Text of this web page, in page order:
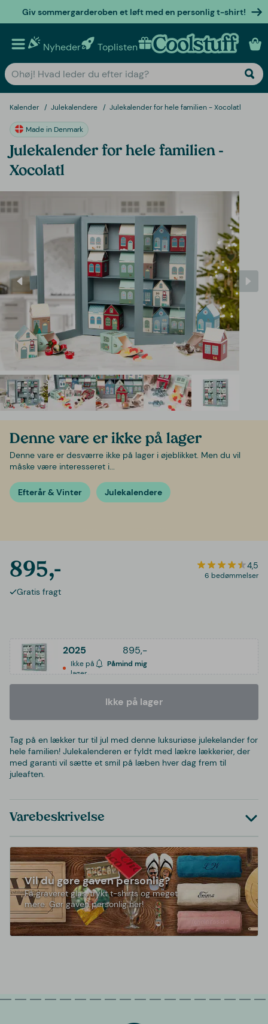
Giv sommergarderoben et løft med en personlig t-shirt!
Nyheder Toplisten Personlige gaver
Kalender Julekalendere Julekalender for hele familien - Xocolatl
Made in Denmark
Julekalender for hele familien -
Xocolatl
Denne vare er ikke på lager
Denne vare er desværre ikke på lager i øjeblikket. Men du vil
måske være interesseret i...
Efterår & Vinter Julekalendere
895,- 4,5
6 bedømmelser
Gratis fragt
2025 895,-
Ikke på
lager
Påmind mig
Ikke på lager
Tag på en lækker tur til jul med denne luksuriøse julekelander for
hele familien! Julekalenderen er fyldt med lækre lækkerier, der
med garanti vil sætte et smil på læben hver dag frem til
juleaften.
Varebeskrivelse
Vil du gøre gaven personlig?
Få graveret glas, trykt t-shirts og meget
mere. Gør gaven personlig her!